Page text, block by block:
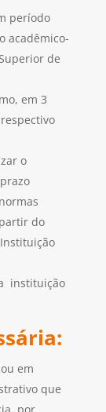
período
acadêmico-
de
em 3
o
do
instituição
em
que